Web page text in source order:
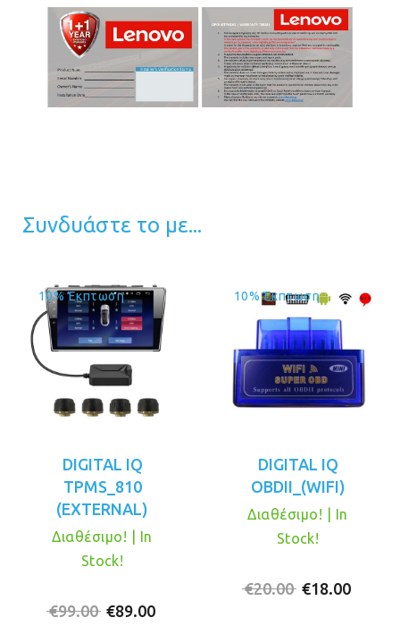
Συνδυάστε το με...
10% Έκπτωση
DIGITAL IQ
TPMS_810
(EXTERNAL)
€99.00 Original
€89.00
Διαθέσιμο! | In
Stock!
10% Έκπτωση
DIGITAL IQ
OBDII_(WIFI)
€20.00 Original
€18.00
Διαθέσιμο! | In
Stock!